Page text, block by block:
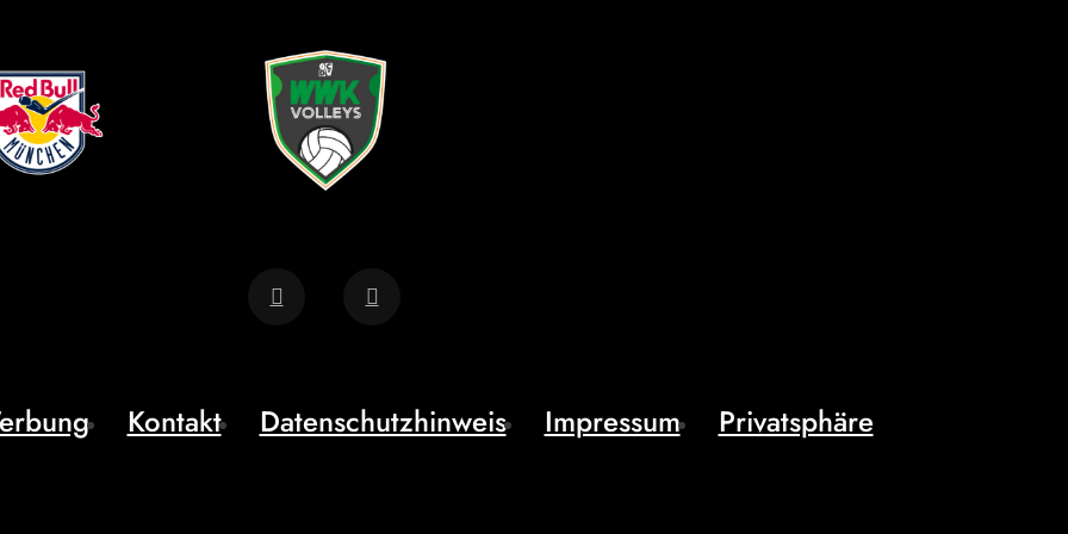
Kontakt Datenschutzhinweis Impressum Privatsphäre